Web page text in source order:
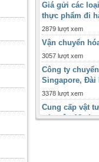
Giá gửi các
thực phẩm đi
2879 lượt xem
Vận chuyển
3057 lượt xem
Công ty
Singapore, Đài
3378 lượt xem
Cung cấp vật
tại quận 12